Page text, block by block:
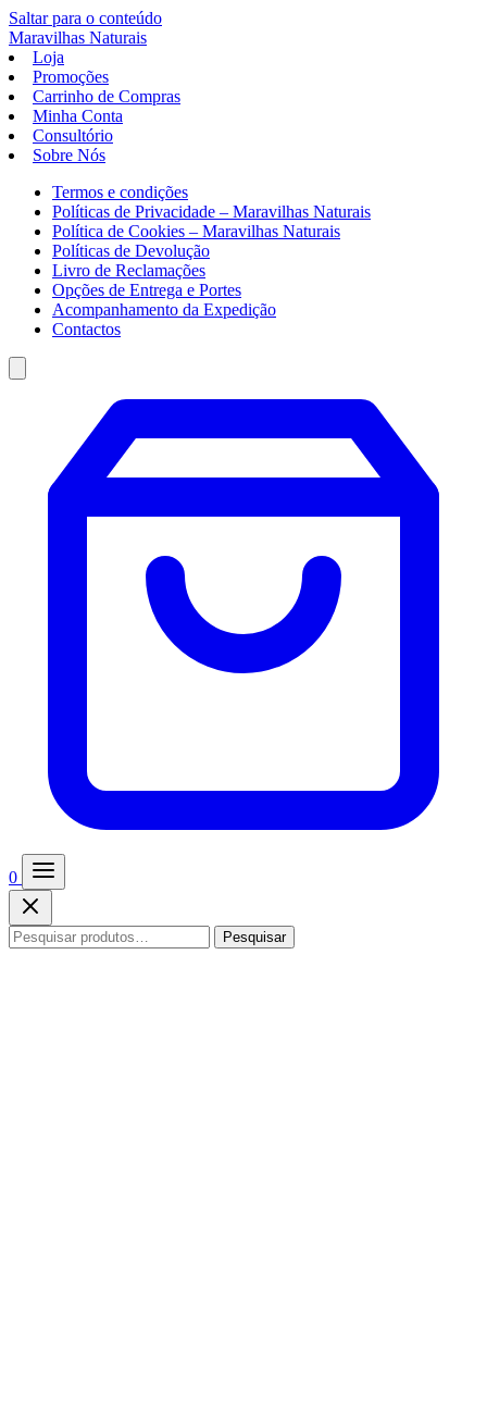
Saltar para o conteúdo
Maravilhas Naturais
Loja
Promoções
Carrinho de Compras
Minha Conta
Consultório
Sobre Nós
Termos e condições
Políticas de Privacidade – Maravilhas Naturais
Política de Cookies – Maravilhas Naturais
Políticas de Devolução
Livro de Reclamações
Opções de Entrega e Portes
Acompanhamento da Expedição
Contactos
0
Pesquisar